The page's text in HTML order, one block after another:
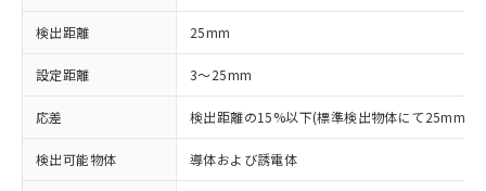
検出距離 25mm
設定距離 3～25mm
応差 検出距離の15%以下(標準検出物体にて
検出可能物体 導体および誘電体